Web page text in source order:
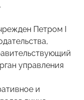
Петром I
управления
и